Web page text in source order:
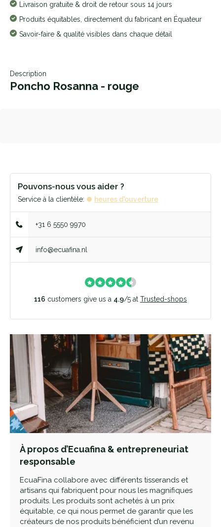
Livraison gratuite & droit de retour sous 14 jours
Produits équitables, directement du fabricant en Équateur
Savoir-faire & qualité visibles dans chaque détail
Description
Poncho Rosanna - rouge
Pouvons-nous vous aider ?
Service à la clientèle: heures d'ouverture
+31 6 5550 9970
info@ecuafina.nl
116 customers give us a 4.9/5 at Trusted-shops
À propos d’Ecuafina & entrepreneuriat
responsable
EcuaFina collabore avec différents tisserands et
artisans qui fabriquent pour nous les magnifiques
produits. Les produits sont achetés à un prix
équitable, ce qui nous permet de garantir que les
créateurs de nos produits bénéficient d’un revenu